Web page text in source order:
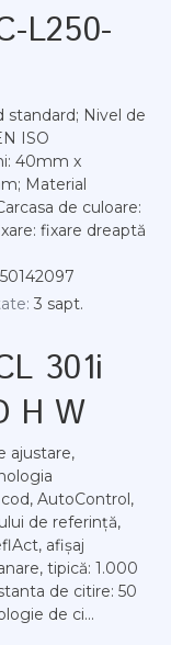
L250-
standard; Nivel de
ISO
40mm x
Material
de culoare:
fixare dreaptă
50142097
3 sapt.
301i
H W
ajustare,
AutoControl,
de referință,
afișaj
tipică: 1.000
de citire: 50
de ci...